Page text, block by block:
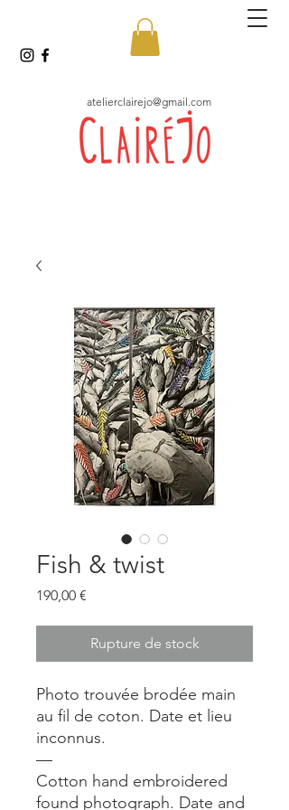
atelierclairejo@gmail.com
Fish & twist
190,00 €
Rupture de stock
Photo trouvée brodée main
au fil de coton. Date et lieu
inconnus.
—
Cotton hand embroidered
found photograph. Date and